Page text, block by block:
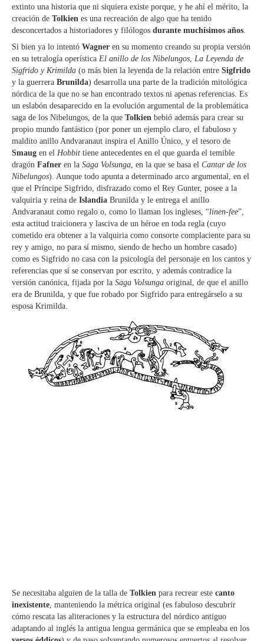
extinto una historia que ni siquiera existe porque, y he ahí el mérito, la
creación de Tolkien es una recreación de algo que ha tenido
desconcertados a historiadores y filólogos durante muchísimos años.
Si bien ya lo intentó Wagner en su momento creando su propia versión
en su tetralogía operística El anillo de los Nibelungos, La Leyenda de
Sigfrido y Krimilda (o más bien la leyenda de la relación entre Sigfrido
y la guerrera Brunilda) desarrolla una parte de la tradición mitológica
nórdica de la que no se han encontrado textos ni apenas referencias. Es
un eslabón desaparecido en la evolución argumental de la problemática
saga de los Nibelungos, de la que Tolkien bebió además para crear su
propio mundo fantástico (por poner un ejemplo claro, el fabuloso y
maldito anillo Andvaranaut inspira el Anillo Único, y el tesoro de
Smaug en el Hobbit tiene antecedentes en el que guarda el temible
dragón Fafner en la Saga Volsunga, en la que se basa el Cantar de los
Nibelungos). Aunque todo apunta a determinado arco argumental, en el
que el Príncipe Sigfrido, disfrazado como el Rey Gunter, posee a la
valquiria y reina de Islandia Brunilda y le entrega el anillo
Andvaranaut como regalo o, como lo llaman los ingleses, “linen-fee”,
esta actitud traicionera y lasciva de un héroe en toda regla (cuyo
cometido era obtener a la valquiria como consorte complaciente para su
rey y amigo, no para sí mismo, siendo de hecho un hombre casado)
como es Sigfrido no casa con la psicología del personaje en los cantos y
referencias que sí se conservan por escrito, y además contradice la
versión canónica, fijada por la Saga Volsunga original, de que el anillo
era de Brunilda, y que fue robado por Sigfrido para entregárselo a su
esposa Krimilda.
Se necesitaba alguien de la talla de Tolkien para recrear este canto
inexistente, manteniendo la métrica original (es fabuloso descubrir
cómo rescata las aliteraciones y la estructura del nórdico antiguo
adaptando al inglés la antigua lengua germánica que se empleaba en los